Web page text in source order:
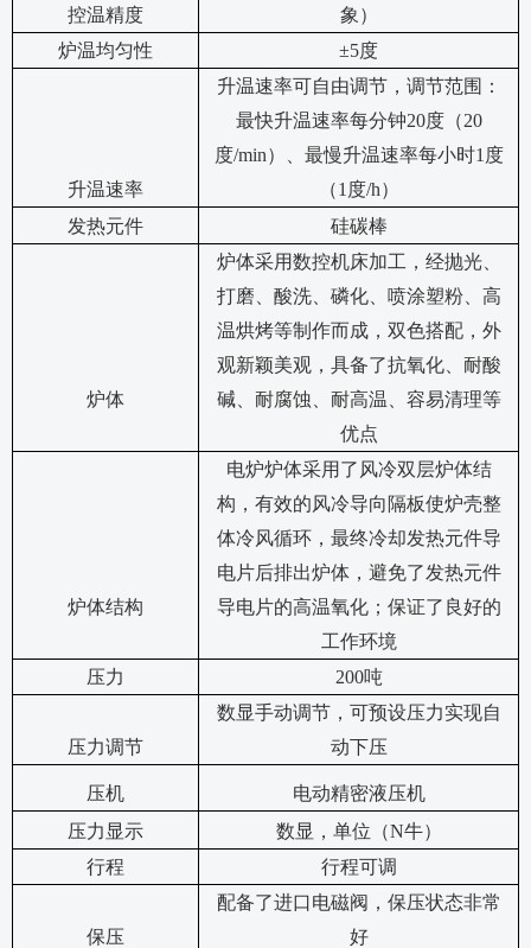
控温精度
象）
炉温均匀性
±5度
升温速率
升温速率可自由调节，调节范围：
最快升温速率每分钟20度（20
度/min）、最慢升温速率每小时1度
（1度/h）
发热元件
硅碳棒
炉体
炉体采用数控机床加工，经抛光、
打磨、酸洗、磷化、喷涂塑粉、高
温烘烤等制作而成，双色搭配，外
观新颖美观，具备了抗氧化、耐酸
碱、耐腐蚀、耐高温、容易清理等
优点
炉体结构
电炉炉体采用了风冷双层炉体结
构，有效的风冷导向隔板使炉壳整
体冷风循环，最终冷却发热元件导
电片后排出炉体，避免了发热元件
导电片的高温氧化；保证了良好的
工作环境
压力
200吨
压力调节
数显手动调节，可预设压力实现自
动下压
压机
电动精密液压机
压力显示
数显，单位（N牛）
行程
行程可调
保压
配备了进口电磁阀，保压状态非常
好